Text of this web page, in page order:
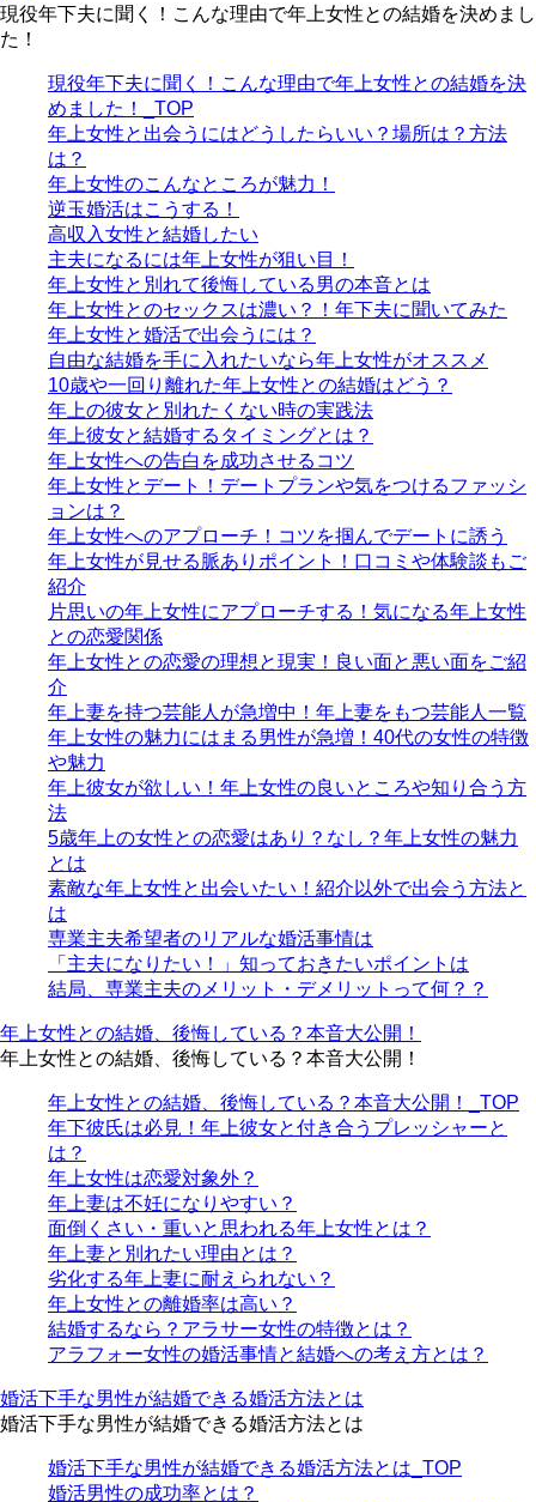
現役年下夫に聞く！こんな理由で年上女性との結婚を決めまし
た！
現役年下夫に聞く！こんな理由で年上女性との結婚を決
めました！_TOP
年上女性と出会うにはどうしたらいい？場所は？方法
は？
年上女性のこんなところが魅力！
逆玉婚活はこうする！
高収入女性と結婚したい
主夫になるには年上女性が狙い目！
年上女性と別れて後悔している男の本音とは
年上女性とのセックスは濃い？！年下夫に聞いてみた
年上女性と婚活で出会うには？
自由な結婚を手に入れたいなら年上女性がオススメ
10歳や一回り離れた年上女性との結婚はどう？
年上の彼女と別れたくない時の実践法
年上彼女と結婚するタイミングとは？
年上女性への告白を成功させるコツ
年上女性とデート！デートプランや気をつけるファッシ
ョンは？
年上女性へのアプローチ！コツを掴んでデートに誘う
年上女性が見せる脈ありポイント！口コミや体験談もご
紹介
片思いの年上女性にアプローチする！気になる年上女性
との恋愛関係
年上女性との恋愛の理想と現実！良い面と悪い面をご紹
介
年上妻を持つ芸能人が急増中！年上妻をもつ芸能人一覧
年上女性の魅力にはまる男性が急増！40代の女性の特徴
や魅力
年上彼女が欲しい！年上女性の良いところや知り合う方
法
5歳年上の女性との恋愛はあり？なし？年上女性の魅力
とは
素敵な年上女性と出会いたい！紹介以外で出会う方法と
は
専業主夫希望者のリアルな婚活事情は
「主夫になりたい！」知っておきたいポイントは
結局、専業主夫のメリット・デメリットって何？？
年上女性との結婚、後悔している？本音大公開！
年上女性との結婚、後悔している？本音大公開！
年上女性との結婚、後悔している？本音大公開！_TOP
年下彼氏は必見！年上彼女と付き合うプレッシャーと
は？
年上女性は恋愛対象外？
年上妻は不妊になりやすい？
面倒くさい・重いと思われる年上女性とは？
年上妻と別れたい理由とは？
劣化する年上妻に耐えられない？
年上女性との離婚率は高い？
結婚するなら？アラサー女性の特徴とは？
アラフォー女性の婚活事情と結婚への考え方とは？
婚活下手な男性が結婚できる婚活方法とは
婚活下手な男性が結婚できる婚活方法とは
婚活下手な男性が結婚できる婚活方法とは_TOP
婚活男性の成功率とは？